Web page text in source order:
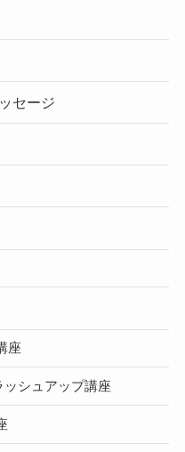
セージ
座
シュアップ講座